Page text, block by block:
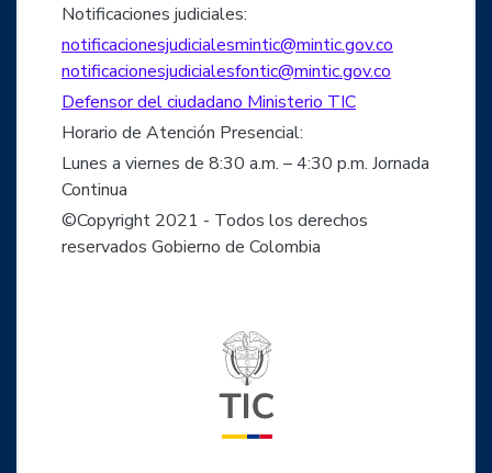
Notificaciones judiciales:
notificacionesjudicialesmintic@mintic.gov.co
notificacionesjudicialesfontic@mintic.gov.co
Defensor del ciudadano Ministerio TIC
Horario de Atención Presencial:
Lunes a viernes de 8:30 a.m. – 4:30 p.m. Jornada
Continua
©Copyright 2021 - Todos los derechos
reservados Gobierno de Colombia